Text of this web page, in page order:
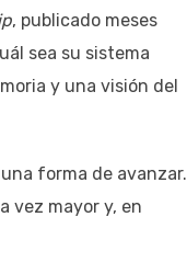
, publicado meses
sea su sistema
y una visión del
forma de avanzar.
vez mayor y, en